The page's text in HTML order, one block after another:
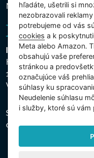
Nastavenie cookies
Intex Trading, s.r.o.
Hradecká 2526/3
130 00 Praha 3
Vinohrady - Česká
Spoločnosť je zapísaná
oddiel C, vložka 74759,
hľadáte, ušetrili si
nezobrazovali
potrebujeme od vás
cookies a k
Meta alebo Amazon.
obsahujú vaše
stránkou a
označujúce váš
súhlasy ku
Neudelenie súhlasu
i služby, ktoré sú vám